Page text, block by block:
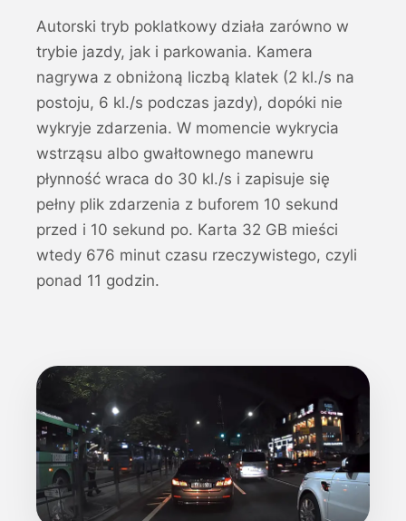
Autorski tryb poklatkowy działa zarówno w
trybie jazdy, jak i parkowania. Kamera
nagrywa z obniżoną liczbą klatek (2 kl./s na
postoju, 6 kl./s podczas jazdy), dopóki nie
wykryje zdarzenia. W momencie wykrycia
wstrząsu albo gwałtownego manewru
płynność wraca do 30 kl./s i zapisuje się
pełny plik zdarzenia z buforem 10 sekund
przed i 10 sekund po. Karta 32 GB mieści
wtedy 676 minut czasu rzeczywistego, czyli
ponad 11 godzin.